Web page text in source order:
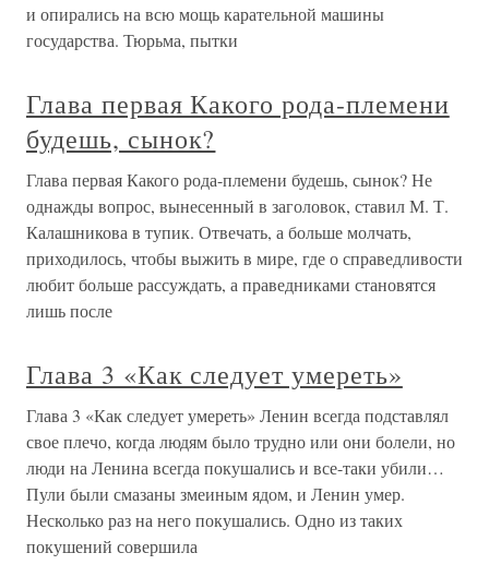
и опирались на всю мощь карательной машины
государства. Тюрьма, пытки
Глава первая Какого рода-племени
будешь, сынок?
Глава первая Какого рода-племени будешь, сынок? Не
однажды вопрос, вынесенный в заголовок, ставил М. Т.
Калашникова в тупик. Отвечать, а больше молчать,
приходилось, чтобы выжить в мире, где о справедливости
любит больше рассуждать, а праведниками становятся
лишь после
Глава 3 «Как следует умереть»
Глава 3 «Как следует умереть» Ленин всегда подставлял
свое плечо, когда людям было трудно или они болели, но
люди на Ленина всегда покушались и все-таки убили…
Пули были смазаны змеиным ядом, и Ленин умер.
Несколько раз на него покушались. Одно из таких
покушений совершила